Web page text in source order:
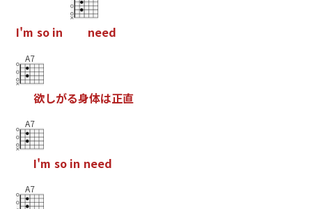
I'm so in need
A7
欲しがる身体は正直
A7
I'm so in need
A7